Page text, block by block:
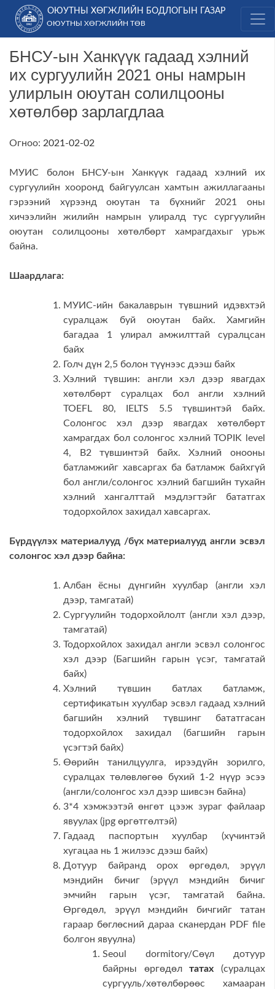
content
ОЮУТНЫ ХӨГЖЛИЙН БОДЛОГЫН ГАЗАР
ОЮУТНЫ ХӨГЖЛИЙН ТӨВ
БНСУ-ын Ханкүүк гадаад хэлний
их сургуулийн 2021 оны намрын
улирлын оюутан солилцооны
хөтөлбөр зарлагдлаа
Огноо: 2021-02-02
МУИС болон БНСУ-ын Ханкүүк гадаад хэлний их
сургуулийн хооронд байгуулсан хамтын ажиллагааны
гэрээний хүрээнд оюутан та бүхнийг 2021 оны
хичээлийн жилийн намрын улиралд тус сургуулийн
оюутан солилцооны хөтөлбөрт хамрагдахыг урьж
байна.
Шаардлага:
МУИС-ийн бакалаврын түвшний идэвхтэй
суралцаж буй оюутан байх. Хамгийн
багадаа 1 улирал амжилттай суралцсан
байх
Голч дүн 2,5 болон түүнээс дээш байх
Хэлний түвшин: англи хэл дээр явагдах
хөтөлбөрт суралцах бол англи хэлний
TOEFL 80, IELTS 5.5 түвшинтэй байх.
Солонгос хэл дээр явагдах хөтөлбөрт
хамрагдах бол солонгос хэлний TOPIK level
4, B2 түвшинтэй байх. Хэлний онооны
батламжийг хавсаргах ба батламж байхгүй
бол англи/солонгос хэлний багшийн тухайн
хэлний хангалттай мэдлэгтэйг бататгах
тодорхойлох захидал хавсаргах.
Бүрдүүлэх материалууд /бүх материалууд англи эсвэл
солонгос хэл дээр байна:
Албан ёсны дүнгийн хуулбар (англи хэл
дээр, тамгатай)
Сургуулийн тодорхойлолт (англи хэл дээр,
тамгатай)
Тодорхойлох захидал англи эсвэл солонгос
хэл дээр (Багшийн гарын үсэг, тамгатай
байх)
Хэлний түвшин батлах батламж,
сертификатын хуулбар эсвэл гадаад хэлний
багшийн хэлний түвшинг бататгасан
тодорхойлох захидал (багшийн гарын
үсэгтэй байх)
Өөрийн танилцуулга, ирээдүйн зорилго,
суралцах төлөвлөгөө бүхий 1-2 нүүр эсээ
(англи/солонгос хэл дээр шивсэн байна)
3*4 хэмжээтэй өнгөт цээж зураг файлаар
явуулах (jpg өргөтгөлтэй)
Гадаад паспортын хуулбар (хүчинтэй
хугацаа нь 1 жилээс дээш байх)
Дотуур байранд орох өргөдөл, эрүүл
мэндийн бичиг (эрүүл мэндийн бичиг
эмчийн гарын үсэг, тамгатай байна.
Өргөдөл, эрүүл мэндийн бичгийг татан
гараар бөглөсний дараа сканердан PDF file
болгон явуулна)
Seoul dormitory/Сөүл дотуур
байрны өргөдөлтатах
(суралцах
сургууль/хөтөлбөрөөс хамааран